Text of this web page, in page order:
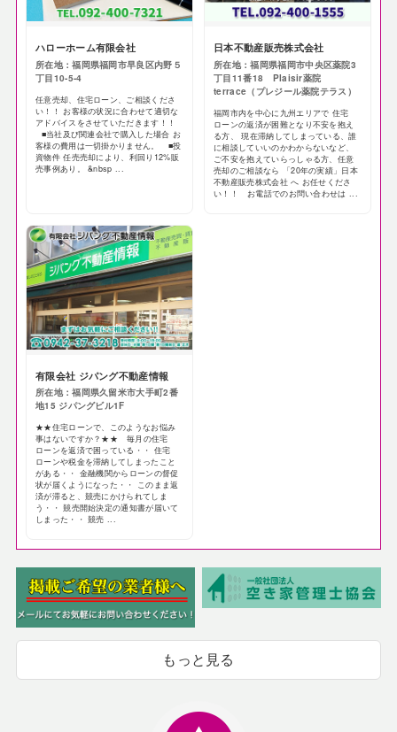
ハローホーム有限会社
所在地：福岡県福岡市早良区内野５
丁目10-5-4
任意売却、住宅ローン、ご相談くださ
い！！ お客様の状況に合わせて適切な
アドバイスをさせていただきます！！
■当社及び関連会社で購入した場合 お
客様の費用は一切掛かりません。 ■投
資物件 任売売却により、利回り12%販
売事例あり。 &nbsp ...
日本不動産販売株式会社
所在地：福岡県福岡市中央区薬院3
丁目11番18 Plaisir薬院
terrace（プレジール薬院テラス）
福岡市内を中心に九州エリアで 住宅
ローンの返済が困難となり不安を抱え
る方、 現在滞納してしまっている、誰
に相談していいのかわからないなど、
ご不安を抱えていらっしゃる方、任意
売却のご相談なら 「20年の実績」日本
不動産販売株式会社 へ お任せくださ
い！！ お電話でのお問い合わせは ...
有限会社 ジパング不動産情報
所在地：福岡県久留米市大手町2番
地15 ジパングビル1F
★★住宅ローンで、このようなお悩み
事はないですか？★★ 毎月の住宅
ローンを返済で困っている・・ 住宅
ローンや税金を滞納してしまったこと
がある・・ 金融機関からローンの督促
状が届くようになった・・ このまま返
済が滞ると、競売にかけられてしま
う・・ 競売開始決定の通知書が届いて
しまった・・ 競売 ...
もっと見る